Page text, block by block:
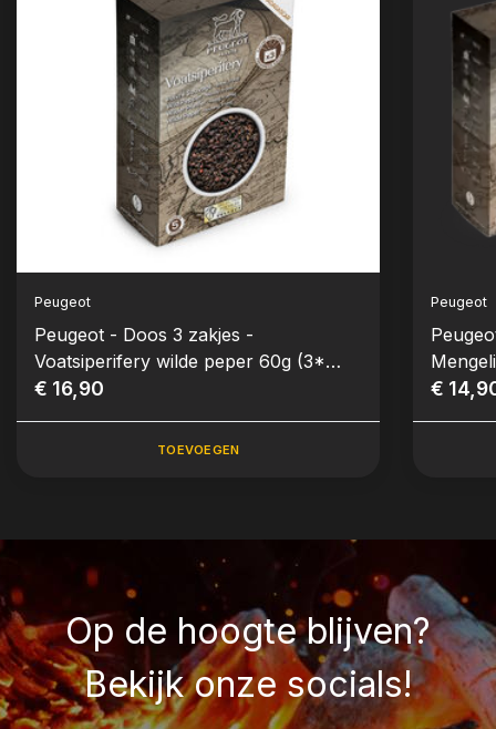
Peugeot
Peugeot - Doos 3 zakjes -
Voatsiperifery wilde peper 60g (3*
20g) (Spices Serie)
€ 16,90
TOEVOEGEN
Peugeot
€
Op de hoogte blijven?
Bekijk onze socials!